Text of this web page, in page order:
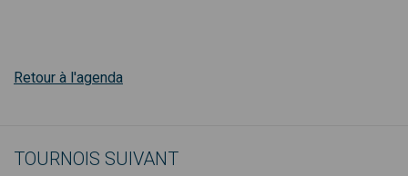
Retour à l'agenda
TOURNOIS SUIVANT